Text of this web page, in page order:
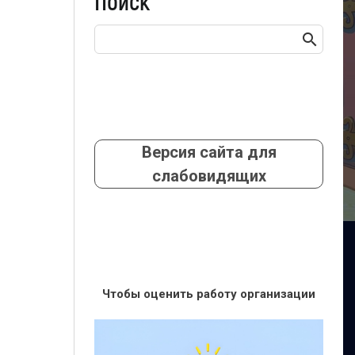
Версия сайта для
слабовидящих
Чтобы оценить работу организации